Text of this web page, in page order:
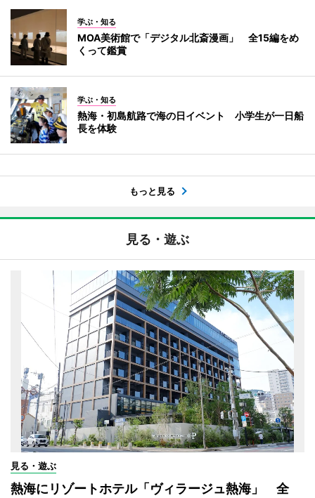
学ぶ・知る
MOA美術館で「デジタル北斎漫画」 全15編をめ
くって鑑賞
学ぶ・知る
熱海・初島航路で海の日イベント 小学生が一日船
長を体験
もっと見る
見る・遊ぶ
見る・遊ぶ
熱海にリゾートホテル「ヴィラージュ熱海」 全